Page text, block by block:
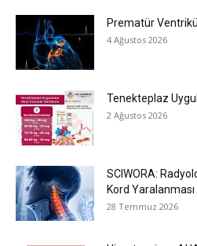
Prematür
4 Ağustos 2026
Tenekteplaz
2 Ağustos 2026
SCIWORA:
Kord
28 Temmuz 2026